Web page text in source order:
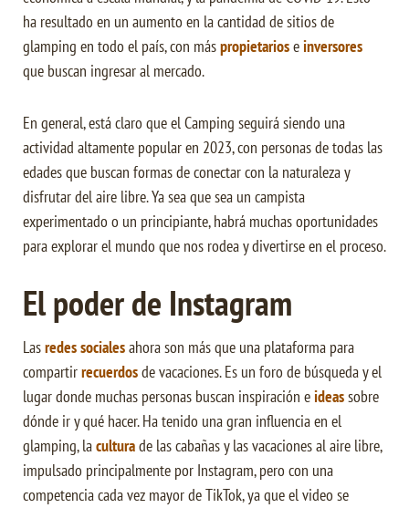
ha resultado en un aumento en la cantidad de sitios de
glamping en todo el país, con máspropietarioseinversores
que buscan ingresar al mercado.
En general, está claro que el Camping seguirá siendo una
actividad altamente popular en 2023, con personas de todas las
edades que buscan formas de conectar con la naturaleza y
disfrutar del aire libre. Ya sea que sea un campista
experimentado o un principiante, habrá muchas oportunidades
para explorar el mundo que nos rodea y divertirse en el proceso.
El poder de Instagram
Lasredes socialesahora son más que una plataforma para
compartirrecuerdosde vacaciones. Es un foro de búsqueda y el
lugar donde muchas personas buscan inspiración eideassobre
dónde ir y qué hacer. Ha tenido una gran influencia en el
glamping, laculturade las cabañas y las vacaciones al aire libre,
impulsado principalmente por Instagram, pero con una
competencia cada vez mayor de TikTok, ya que el video se